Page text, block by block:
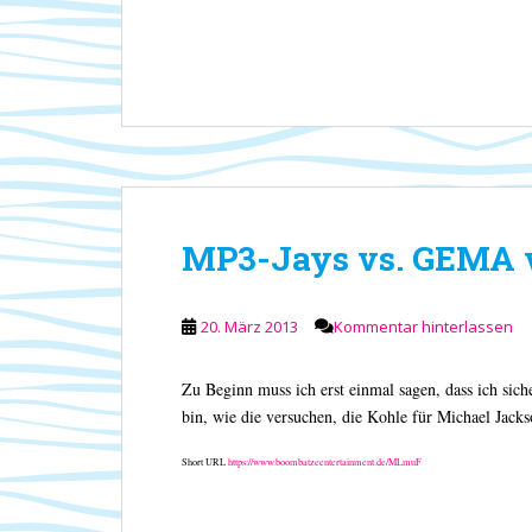
MP3-Jays vs. GEMA
20. März 2013 Kommentar hinterlassen
Zu Beginn muss ich erst einmal sagen, dass ich
bin, wie die versuchen, die Kohle für Michael
Short URLhttps://www.boombatzeentertainment.de/MLmuF